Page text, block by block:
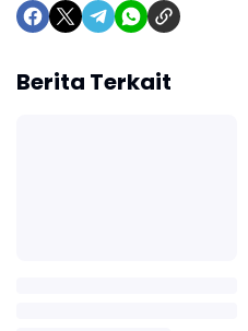
Berita Terkait